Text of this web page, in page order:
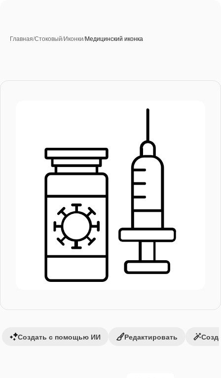
Главная/Стоковый/Иконки/Медицинский иконка
Создать с помощью ИИ Редактировать